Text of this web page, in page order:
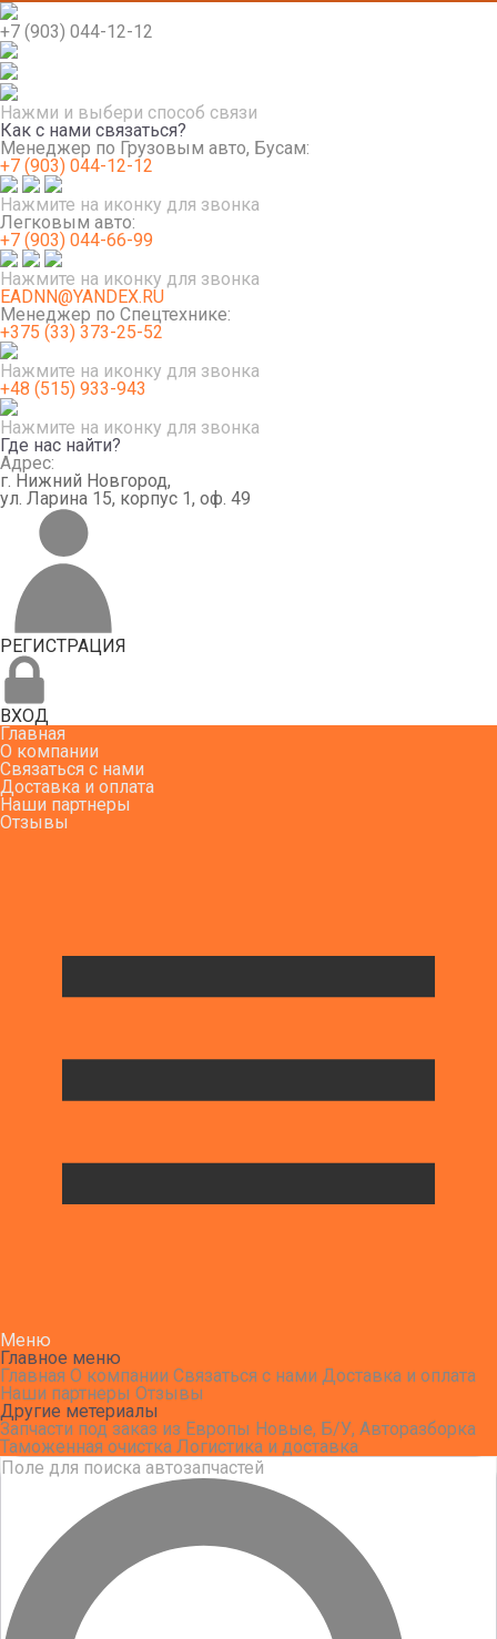
+7 (903) 044-12-12
Нажми и выбери способ связи
Как с нами связаться?
Менеджер по Грузовым авто, Бусам:
+7 (903) 044-12-12
Нажмите на иконку для звонка
Легковым авто:
+7 (903) 044-66-99
Нажмите на иконку для звонка
EADNN@YANDEX.RU
Менеджер по Спецтехнике:
+375 (33) 373-25-52
Нажмите на иконку для звонка
+48 (515) 933-943
Нажмите на иконку для звонка
Где нас найти?
Адрес:
г. Нижний Новгород,
ул. Ларина 15, корпус 1, оф. 49
РЕГИСТРАЦИЯ
ВХОД
Главная
О компании
Связаться с нами
Доставка и оплата
Наши партнеры
Отзывы
Меню
Главное меню
Главная О компании Связаться с нами Доставка и оплата
Наши партнеры Отзывы
Другие метериалы
Запчасти под заказ из Европы Новые, Б/У, Авторазборка
Таможенная очистка Логистика и доставка